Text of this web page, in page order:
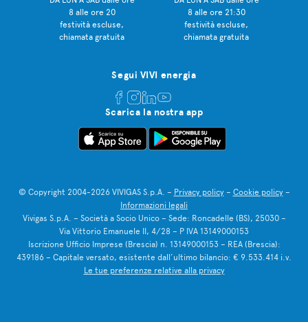
8 alle ore 20
festività escluse,
chiamata gratuita
8 alle ore 21:30
festività escluse,
chiamata gratuita
Segui VIVI energia
Scarica la nostra app
© Copyright 2004-2026 VIVIGAS S.p.A. – Privacy policy– Cookie policy–
Informazioni legali
Vivigas S.p.A. – Società a Socio Unico – Sede: Roncadelle (BS), 25030 –
Via Vittorio Emanuele II, 4/28 – P IVA 13149000153
Iscrizione Ufficio Imprese (Brescia) n. 13149000153 – REA (Brescia):
439186 – Capitale versato, esistente dall’ultimo bilancio: € 9.533.414 i.v.
Le tue preferenze relative alla privacy